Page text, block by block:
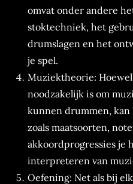
omvat onder andere
stoktechniek, het
drumslagen en het
je spel.
Muziektheorie:
noodzakelijk is om
kunnen drummen,
zoals maatsoorten,
akkoordprogressies je
interpreteren van
Oefening: Net als bij